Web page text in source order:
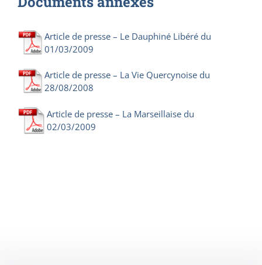
Article de presse – Le Dauphiné Libéré du
01/03/2009
Article de presse – La Vie Quercynoise du
28/08/2008
Article de presse – La Marseillaise du
02/03/2009